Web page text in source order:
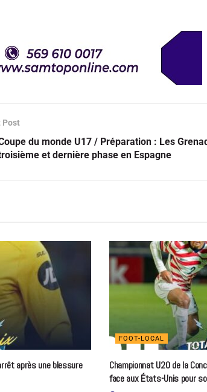
Post
du monde U17 / Préparation : Les
et dernière phase en Espagne
après une blessure
FOOT-LOCAL
Championnat U20 de la
face aux États-Unis pour